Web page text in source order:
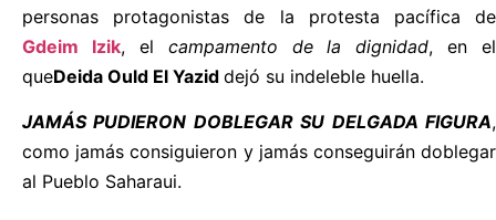
personas protagonistas de la protesta pacífica de
Gdeim Izik, el campamento de la dignidad, en el
queDeida Ould El Yazid dejó su indeleble huella.
JAMÁS PUDIERON DOBLEGAR SU DELGADA FIGURA,
como jamás consiguieron y jamás conseguirán doblegar
al Pueblo Saharaui.